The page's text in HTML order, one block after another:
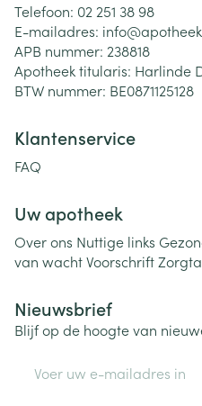
Telefoon: 02 251 38 98
E-mailadres: info@
APB nummer: 238818
Apotheek titularis: Harlinde
BTW nummer: BE0871125128
Klantenservice
FAQ
Uw apotheek
Over ons Nuttige links
van wachtVoorschrift
Nieuwsbrief
Blijf op de hoogte van